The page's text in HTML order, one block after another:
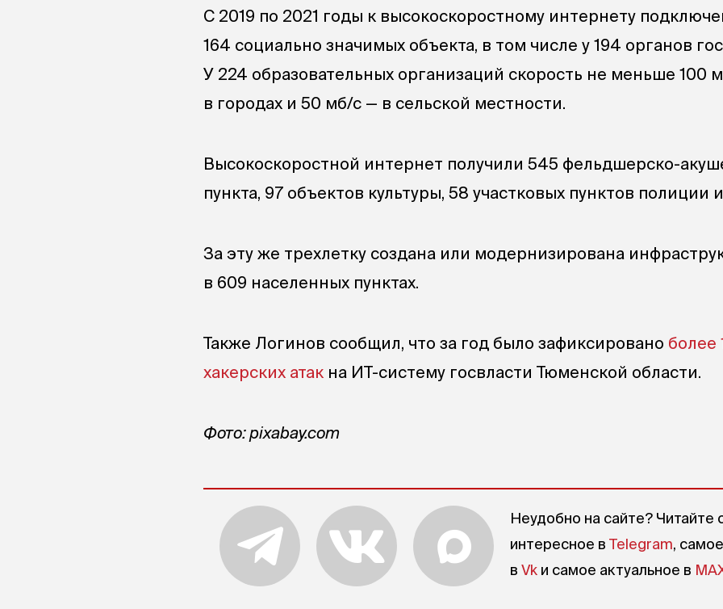
С 2019 по 2021 годы к высокоскоростному интернету
164 социально значимых объекта, в том числе у 194 органов
У 224 образовательных организаций скорость не меньше 100
в городах и 50 мб/с — в сельской местности.
Высокоскоростной интернет получили 545 фельдшерско-
пункта, 97 объектов культуры, 58 участковых пунктов полиции
За эту же трехлетку создана или модернизирована
в 609 населенных пунктах.
Также Логинов сообщил, что за год было зафиксировано более
хакерских атак на ИТ-систему госвласти Тюменской области.
Фото: pixabay.com
Неудобно на сайте? Читайте
интересное в Telegram,
в Vk и самое актуальное в